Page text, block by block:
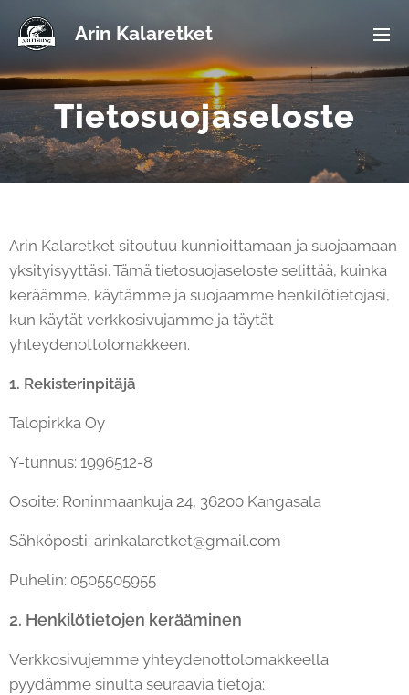
Arin Kalaretket
Tietosuojaseloste
Arin Kalaretket sitoutuu kunnioittamaan ja suojaamaan
yksityisyyttäsi. Tämä tietosuojaseloste selittää, kuinka
keräämme, käytämme ja suojaamme henkilötietojasi,
kun käytät verkkosivujamme ja täytät
yhteydenottolomakkeen.
1. Rekisterinpitäjä
Talopirkka Oy
Y-tunnus: 1996512-8
Osoite: Roninmaankuja 24, 36200 Kangasala
Sähköposti: arinkalaretket@gmail.com
Puhelin: 0505505955
2. Henkilötietojen kerääminen
Verkkosivujemme yhteydenottolomakkeella
pyydämme sinulta seuraavia tietoja: